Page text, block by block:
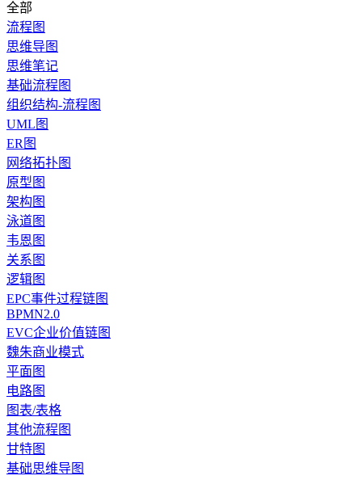
全部
流程图
思维导图
思维笔记
基础流程图
组织结构-流程图
UML图
ER图
网络拓扑图
原型图
架构图
泳道图
韦恩图
关系图
逻辑图
EPC事件过程链图
BPMN2.0
EVC企业价值链图
魏朱商业模式
平面图
电路图
图表/表格
其他流程图
甘特图
基础思维导图